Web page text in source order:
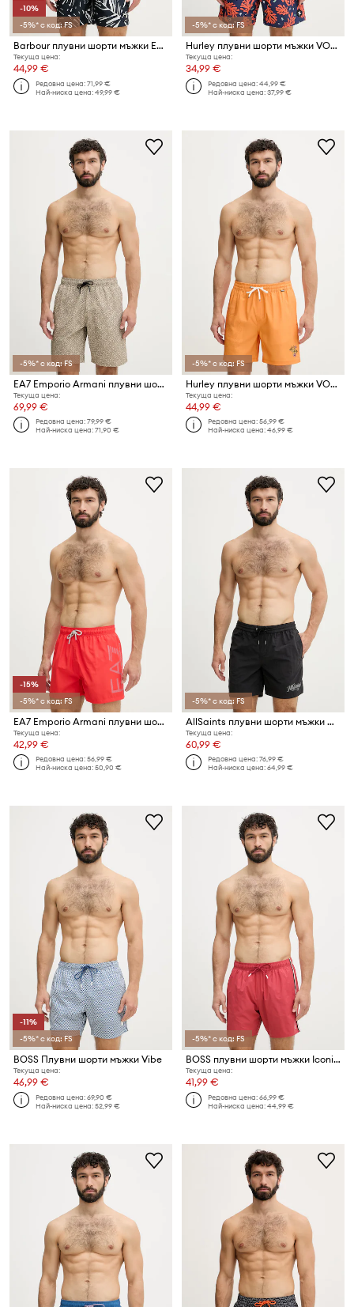
-10%
-5%* с код: FS
Barbour плувни шорти мъжки Edenwood
Текуща цена:
44,99 €
Редовна цена:71,99 €
Най-ниска цена:49,99 €
-5%* с код: FS
Hurley плувни шорти мъжки VOLLEY ICON
Текуща цена:
34,99 €
Редовна цена:44,99 €
Най-ниска цена:37,99 €
-5%* с код: FS
EA7 Emporio Armani плувни шорти мъжки
Текуща цена:
69,99 €
Редовна цена:79,99 €
Най-ниска цена:71,90 €
-5%* с код: FS
Hurley плувни шорти мъжки VOLLEY FLEX
Текуща цена:
44,99 €
Редовна цена:56,99 €
Най-ниска цена:46,99 €
-15%
-5%* с код: FS
EA7 Emporio Armani плувни шорти мъжки
Текуща цена:
42,99 €
Редовна цена:56,99 €
Най-ниска цена:50,90 €
-5%* с код: FS
AllSaints плувни шорти мъжки ODYSSEY
Текуща цена:
60,99 €
Редовна цена:76,99 €
Най-ниска цена:64,99 €
-11%
-5%* с код: FS
BOSS Плувни шорти мъжки Vibe
Текуща цена:
46,99 €
Редовна цена:69,90 €
Най-ниска цена:52,99 €
-5%* с код: FS
BOSS плувни шорти мъжки Iconic
Текуща цена:
41,99 €
Редовна цена:66,99 €
Най-ниска цена:44,99 €